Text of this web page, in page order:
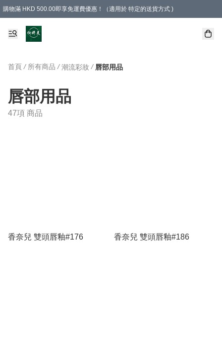
購物滿 HKD 500.00即享免運費優惠！（適用於 特定的送貨方式 )
首頁 / 所有商品 / 潮流彩妝 / 唇部用品
唇部用品
47項 商品
香奈兒 雙頭唇釉#176 香奈兒 雙頭唇釉#186